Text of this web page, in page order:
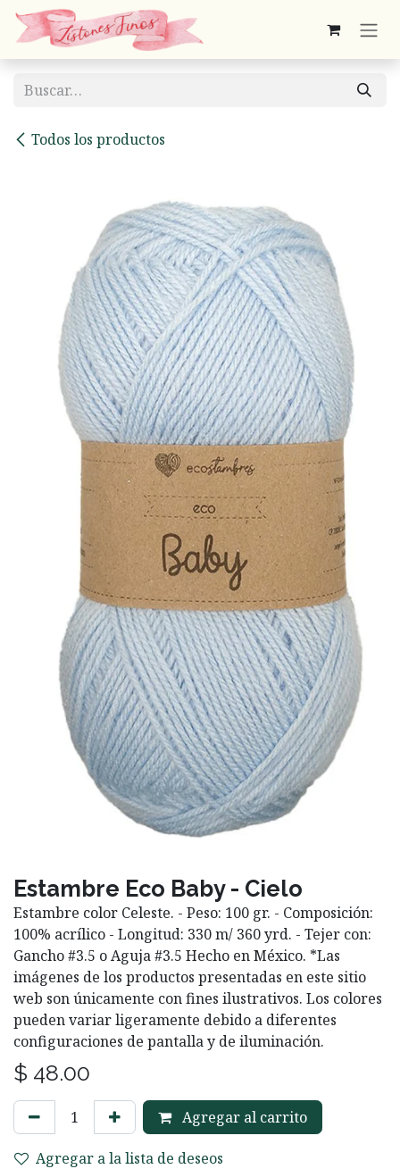
Ir al contenido
Todos los productos
Estambre Eco Baby - Cielo
Estambre color Celeste. - Peso: 100 gr. - Composición:
100% acrílico - Longitud: 330 m/ 360 yrd. - Tejer con:
Gancho #3.5 o Aguja #3.5 Hecho en México. *Las
imágenes de los productos presentadas en este sitio
web son únicamente con fines ilustrativos. Los colores
pueden variar ligeramente debido a diferentes
configuraciones de pantalla y de iluminación.
$ 48.00
Agregar al carrito
Agregar a la lista de deseos